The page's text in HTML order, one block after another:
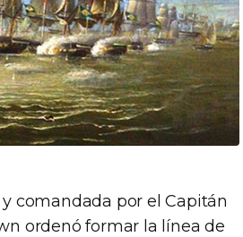
comandada por el Capitán
ordenó formar la línea de